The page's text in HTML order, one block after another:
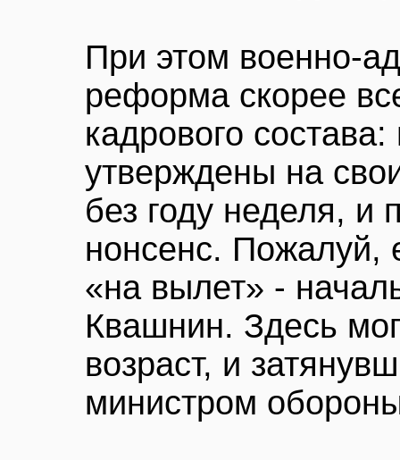
При этом военно-
реформа скорее
кадрового
утверждены на
без году неделя, и
нонсенс. Пожалуй,
«на вылет» -
Квашнин. Здесь
возраст, и
министром